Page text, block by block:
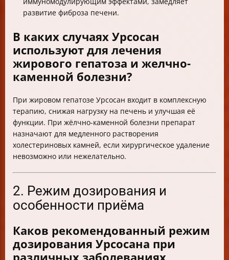
развитие фиброза печени.
В каких случаях Урсосан
используют для лечения
жирового гепатоза и желчно-
каменной болезни?
При жировом гепатозе Урсосан входит в комплексную
терапию, снижая нагрузку на печень и улучшая её
функции. При жёлчно-каменной болезни препарат
назначают для медленного растворения
холестериновых камней, если хирургическое удаление
невозможно или нежелательно.
2. Режим дозирования и
особенности приёма
Каков рекомендованный режим
дозирования Урсосана при